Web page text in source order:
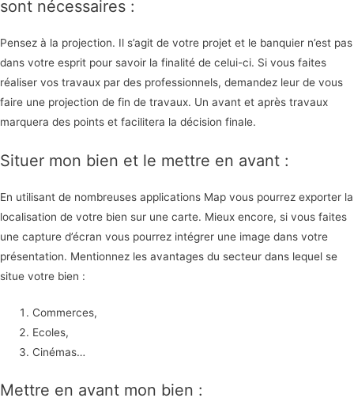
sont nécessaires :
Pensez à la projection. Il s’agit de votre projet et le banquier n’est pas
dans votre esprit pour savoir la finalité de celui-ci. Si vous faites
réaliser vos travaux par des professionnels, demandez leur de vous
faire une projection de fin de travaux. Un avant et après travaux
marquera des points et facilitera la décision finale.
Situer mon bien et le mettre en avant :
En utilisant de nombreuses applications Map vous pourrez exporter la
localisation de votre bien sur une carte. Mieux encore, si vous faites
une capture d’écran vous pourrez intégrer une image dans votre
présentation. Mentionnez les avantages du secteur dans lequel se
situe votre bien :
Commerces,
Ecoles,
Cinémas…
Mettre en avant mon bien :